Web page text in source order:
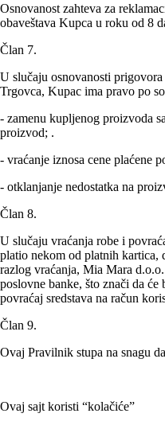
Osnovanost zahteva za
obaveštava Kupca u roku od 8
Član 7.
U slučaju osnovanosti
Trgovca, Kupac ima pravo po
- zamenu kupljenog proizvoda
proizvod; .
- vraćanje iznosa cene plaćene
- otklanjanje nedostatka na
Član 8.
U slučaju vraćanja robe i
platio nekom od platnih kartica,
razlog vraćanja, Mia Mara
poslovne banke, što znači da
povraćaj sredstava na račun
Član 9.
Ovaj Pravilnik stupa na snagu
Ovaj sajt koristi “kolačiće”